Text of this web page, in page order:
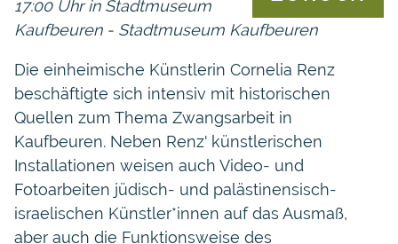
17:00 Uhr in Stadtmuseum
Kaufbeuren - Stadtmuseum Kaufbeuren
Die einheimische Künstlerin Cornelia Renz
beschäftigte sich intensiv mit historischen
Quellen zum Thema Zwangsarbeit in
Kaufbeuren. Neben Renz' künstlerischen
Installationen weisen auch Video- und
Fotoarbeiten jüdisch- und palästinensisch-
israelischen Künstler*innen auf das Ausmaß,
aber auch die Funktionsweise des